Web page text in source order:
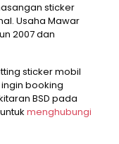
sticker
Usaha Mawar
2007 dan
sticker mobil
booking
BSD pada
menghubungi